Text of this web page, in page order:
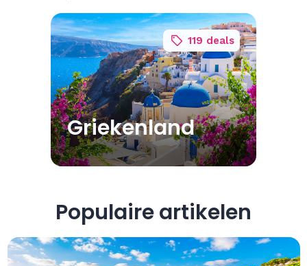
119 deals
Griekenland
Populaire artikelen